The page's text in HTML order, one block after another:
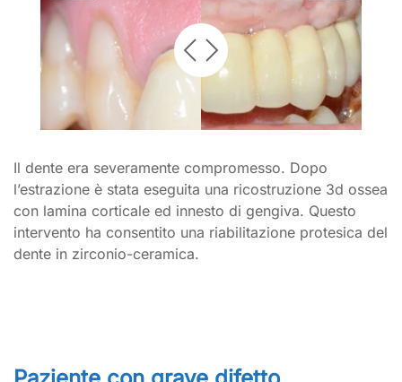
Il dente era severamente compromesso. Dopo
l’estrazione è stata eseguita una ricostruzione 3d ossea
con lamina corticale ed innesto di gengiva. Questo
intervento ha consentito una riabilitazione protesica del
dente in zirconio-ceramica.